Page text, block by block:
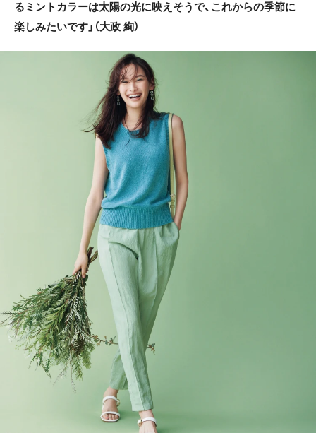
るミントカラーは太陽の光に映えそうで、これからの季節に
楽しみたいです」（大政 絢）